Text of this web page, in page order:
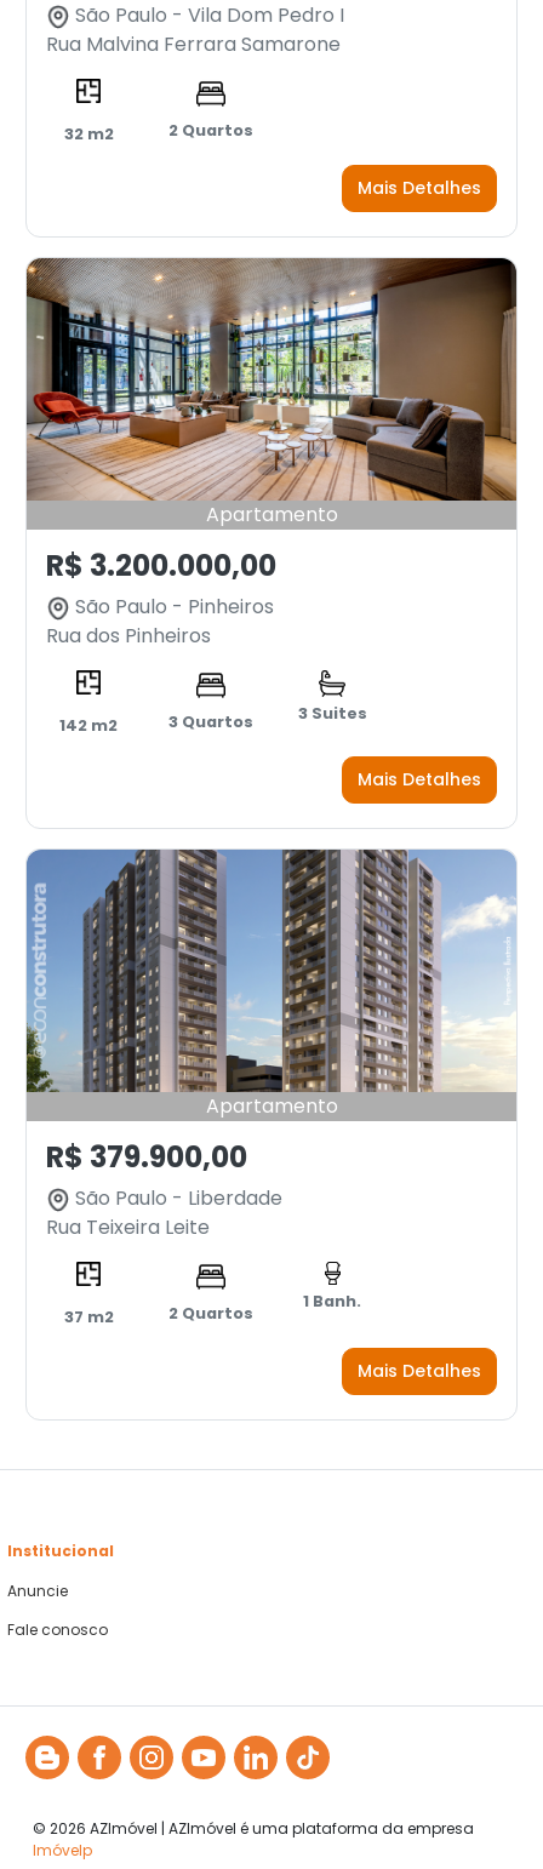
São Paulo - Vila Dom Pedro I
Rua Malvina Ferrara Samarone
32 m2 2 Quartos
Mais Detalhes
Apartamento
R$ 3.200.000,00
São Paulo - Pinheiros
Rua dos Pinheiros
142 m2 3 Quartos 3 Suites
Mais Detalhes
Apartamento
R$ 379.900,00
São Paulo - Liberdade
Rua Teixeira Leite
37 m2 2 Quartos
1 Banh.
Mais Detalhes
Institucional
Anuncie
Fale conosco
© 2026 AZImóvel | AZImóvel é uma plataforma da empresa
Imóvelp